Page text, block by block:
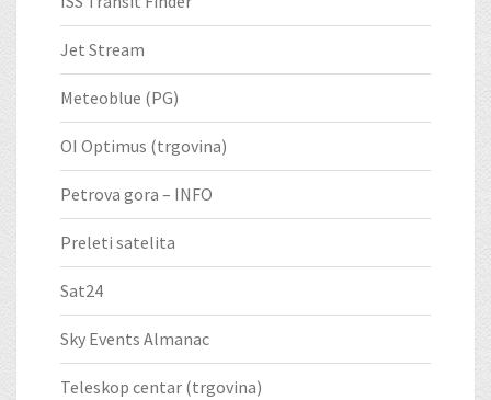
Jet Stream
Meteoblue (PG)
OI Optimus (trgovina)
Petrova gora – INFO
Preleti satelita
Sat24
Sky Events Almanac
Teleskop centar (trgovina)